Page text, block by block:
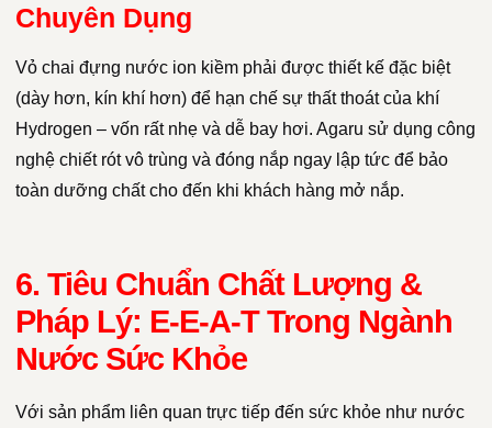
Chuyên Dụng
Vỏ chai đựng nước ion kiềm phải được thiết kế đặc biệt
(dày hơn, kín khí hơn) để hạn chế sự thất thoát của khí
Hydrogen – vốn rất nhẹ và dễ bay hơi. Agaru sử dụng công
nghệ chiết rót vô trùng và đóng nắp ngay lập tức để bảo
toàn dưỡng chất cho đến khi khách hàng mở nắp.
6. Tiêu Chuẩn Chất Lượng &
Pháp Lý: E-E-A-T Trong Ngành
Nước Sức Khỏe
Với sản phẩm liên quan trực tiếp đến sức khỏe như nước